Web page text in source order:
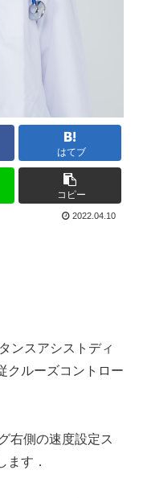
はてブ
コピー
2022.04.10
ンスアシストディ
クルーズコントロー
右側の速度設定ス
ます．